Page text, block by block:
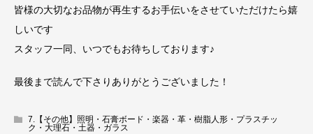
皆様の大切なお品物が再生するお手伝いをさせていただけたら嬉
しいです
スタッフ一同、いつでもお待ちしております♪
最後まで読んで下さりありがとうございました！
7.【その他】照明・石膏ボード・楽器・革・樹脂人形・プラスチッ
ク・大理石・土器・ガラス